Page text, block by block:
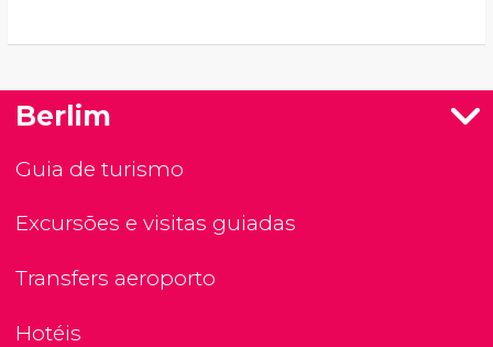
Berlim
Guia de turismo
Excursões e visitas guiadas
Transfers aeroporto
Hotéis